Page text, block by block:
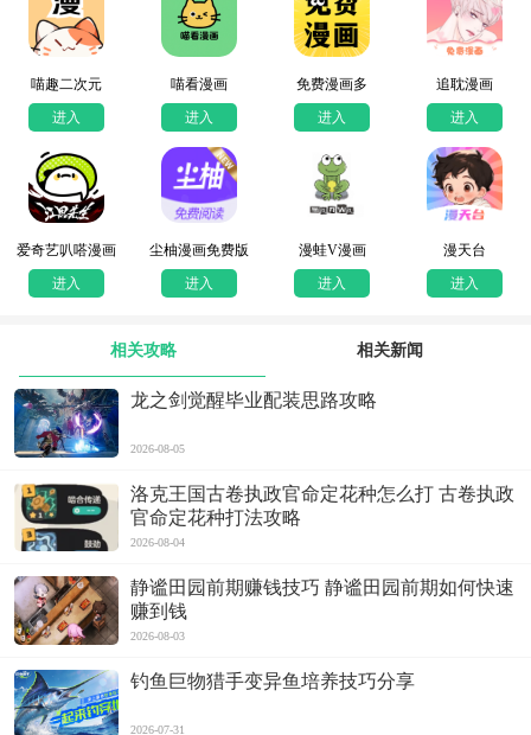
喵趣二次元
进入
喵看漫画
进入
免费漫画多
进入
追耽漫画
进入
爱奇艺叭嗒漫画
进入
尘柚漫画免费版
进入
漫蛙V漫画
进入
漫天台
进入
相关攻略 相关新闻
龙之剑觉醒毕业配装思路攻略
2026-08-05
洛克王国古卷执政官命定花种怎么打 古卷执政
官命定花种打法攻略
2026-08-04
静谧田园前期赚钱技巧 静谧田园前期如何快速
赚到钱
2026-08-03
钓鱼巨物猎手变异鱼培养技巧分享
2026-07-31